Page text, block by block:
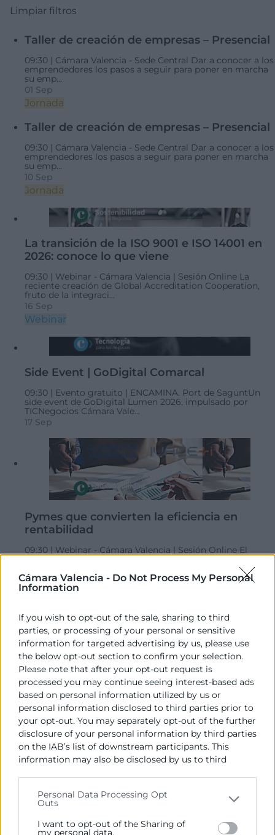
Cámara Valencia - Do Not Process My Personal
Information
If you wish to opt-out of the sale, sharing to third
parties, or processing of your personal or sensitive
information for targeted advertising by us, please use
the below opt-out section to confirm your selection.
Please note that after your opt-out request is
processed you may continue seeing interest-based ads
based on personal information utilized by us or
personal information disclosed to third parties prior to
your opt-out. You may separately opt-out of the further
disclosure of your personal information by third parties
on the IAB’s list of downstream participants. This
information may also be disclosed by us to third
Please note that this website/app uses one or more
Google services and may gather and store information
including but not limited to your visit or usage
Personal Data Processing Opt
Outs
I want to opt-out of the Sharing of
my personal data.
Limpiar filtros
Taller de creación de empresas – Presencial
09:30 | Cámara Valencia - Sede Central Dar a conocer a los
emprendedores los pasos a seguir para poner en marcha
su emp...
01 Sep
Jornada
Taller de creación de empresas – Presencial
09:30 | Cámara Valencia - Sede Central Dar a conocer a los
emprendedores los pasos a seguir para poner en marcha
su emp...
10 Sep
Jornada
La transición de la ISO 9001 e ISO 14001 en
2026: conoce lo que viene
09:30 | Webinar - Cámara Valencia | Sesión Online La
reciente creación de Global Accreditation Cooperation,
fruto de la integraci...
16 Sep
Webinar
Side Event | GoDigital Comarcal
09:30 | Evento gratuito | ENCAMINA. Port de Sagunt​Un
side event de GoDigital Lumen 2026, impulsado por
TICNegocios Cámara Vale...
17 Sep
Pymes que convierten la eficiencia en
rentabilidad
09:30 | Webinar - Cámara Valencia | Sesión Online El
webinar, en formato online, aborda cómo la sostenibilidad
17 Sep
Webinar
Social Commerce: Destino Costa Rica
10:30 | Gratuito |Cámara Valencia - C. del Poeta Querol, 15
- Aula 4 - 3ª Planta Conocer el mundo digital
costarricense para orientar las estrategias y acciones ...
18 Sep
Taller
4›